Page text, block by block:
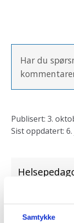
Samtykke
Har du
komme med
svarer
Navn*
Publisert: 3.
Sist oppdatert: 6.